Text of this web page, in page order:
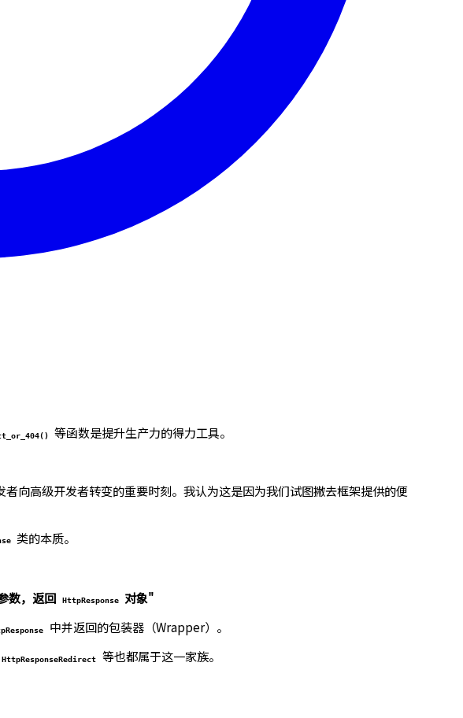
等函数是提升生产力的得力工具。
向高级开发者转变的重要时刻。我认为这是因为我们试图撇去框架提供的便
类的本质。
数，返回 HttpResponse
对象"
中并返回的包装器（Wrapper）。
HttpResponseRedirect 等也都属于这一家族。